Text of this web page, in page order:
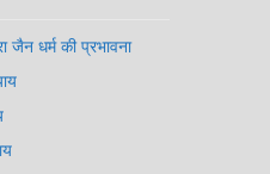
धर्म की प्रभावना